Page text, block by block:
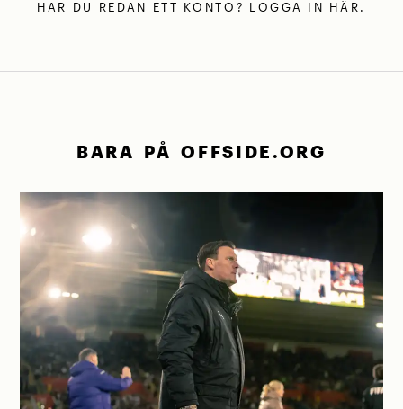
HAR DU REDAN ETT KONTO? LOGGA IN HÄR.
BARA PÅ OFFSIDE.ORG